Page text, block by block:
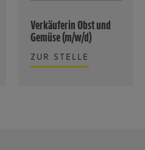
Verkäuferin Obst und
Gemüse (m/w/d)
ZUR STELLE